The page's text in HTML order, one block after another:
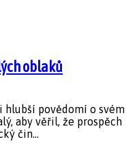
oblaků
hlubší povědomí o svém
aby věřil, že prospěch
čin...